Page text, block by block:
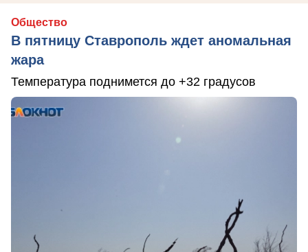
Общество
В пятницу Ставрополь ждет аномальная
жара
Температура поднимется до +32 градусов